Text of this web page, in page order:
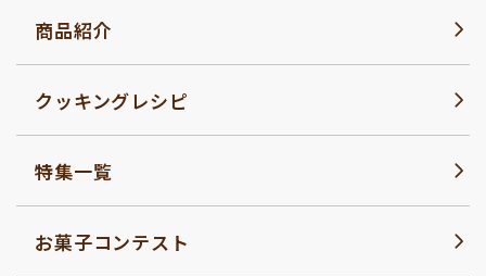
商品紹介
クッキングレシピ
特集一覧
お菓子コンテスト